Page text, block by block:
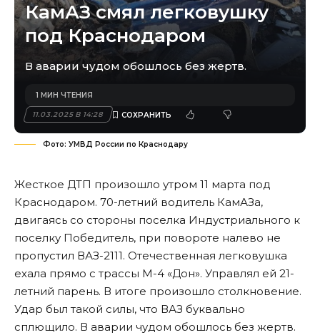
КамАЗ смял легковушку
под Краснодаром
В аварии чудом обошлось без жертв.
11.03.2025 В 14:28
1 МИН ЧТЕНИЯ
Фото: УМВД России по Краснодару
Жесткое ДТП произошло утром 11 марта под
Краснодаром. 70-летний водитель КамАЗа,
двигаясь со стороны поселка Индустриального к
поселку Победитель, при повороте налево не
пропустил ВАЗ-2111. Отечественная легковушка
ехала прямо с трассы М-4 «Дон». Управлял ей 21-
летний парень. В итоге произошло столкновение.
Удар был такой силы, что ВАЗ буквально
сплющило. В аварии чудом обошлось без жертв.